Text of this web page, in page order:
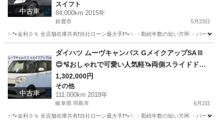
中古車
スイフト
84,000km 2015年
鈴鹿市 5月23日
✨🐾金利０％ 全店舗在庫共有❗️自社ローン最大手❗️🐾✨ ・勤続年数の短い方🆗 ・パー
スイフト オトロン
中古車
ダイハツ ムーヴキャンバス GメイクアップSAⅢ
😊🫧おしゃれで可愛い人気軽🦄両側スライドドア
🌵🌈
1,302,000円
その他
111,000km 2018年
岐阜県 羽島市 6月2日
✨🐾金利０％ 全店舗在庫共有❗️自社ローン最大手❗️🐾✨ ・勤続年数の短い方🆗 ・パー